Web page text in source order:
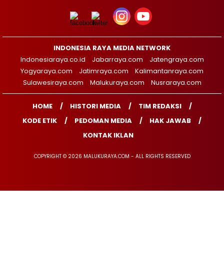
INDONESIA RAYA MEDIA NETWORK
Indonesiaraya.co.id
Jabarraya.com
Jatengraya.com
Yogyaraya.com
Jatimraya.com
Kalimantanraya.com
Sulawesiraya.com
Malukuraya.com Nusraraya.com
HOME HISTORI MEDIA
TIM REDAKSI
KODE ETIK
PEDOMAN MEDIA
HAK JAWAB
KONTAK IKLAN
COPYRIGHT © 2026 MALUKURAYA.COM - ALL RIGHTS RESERVED